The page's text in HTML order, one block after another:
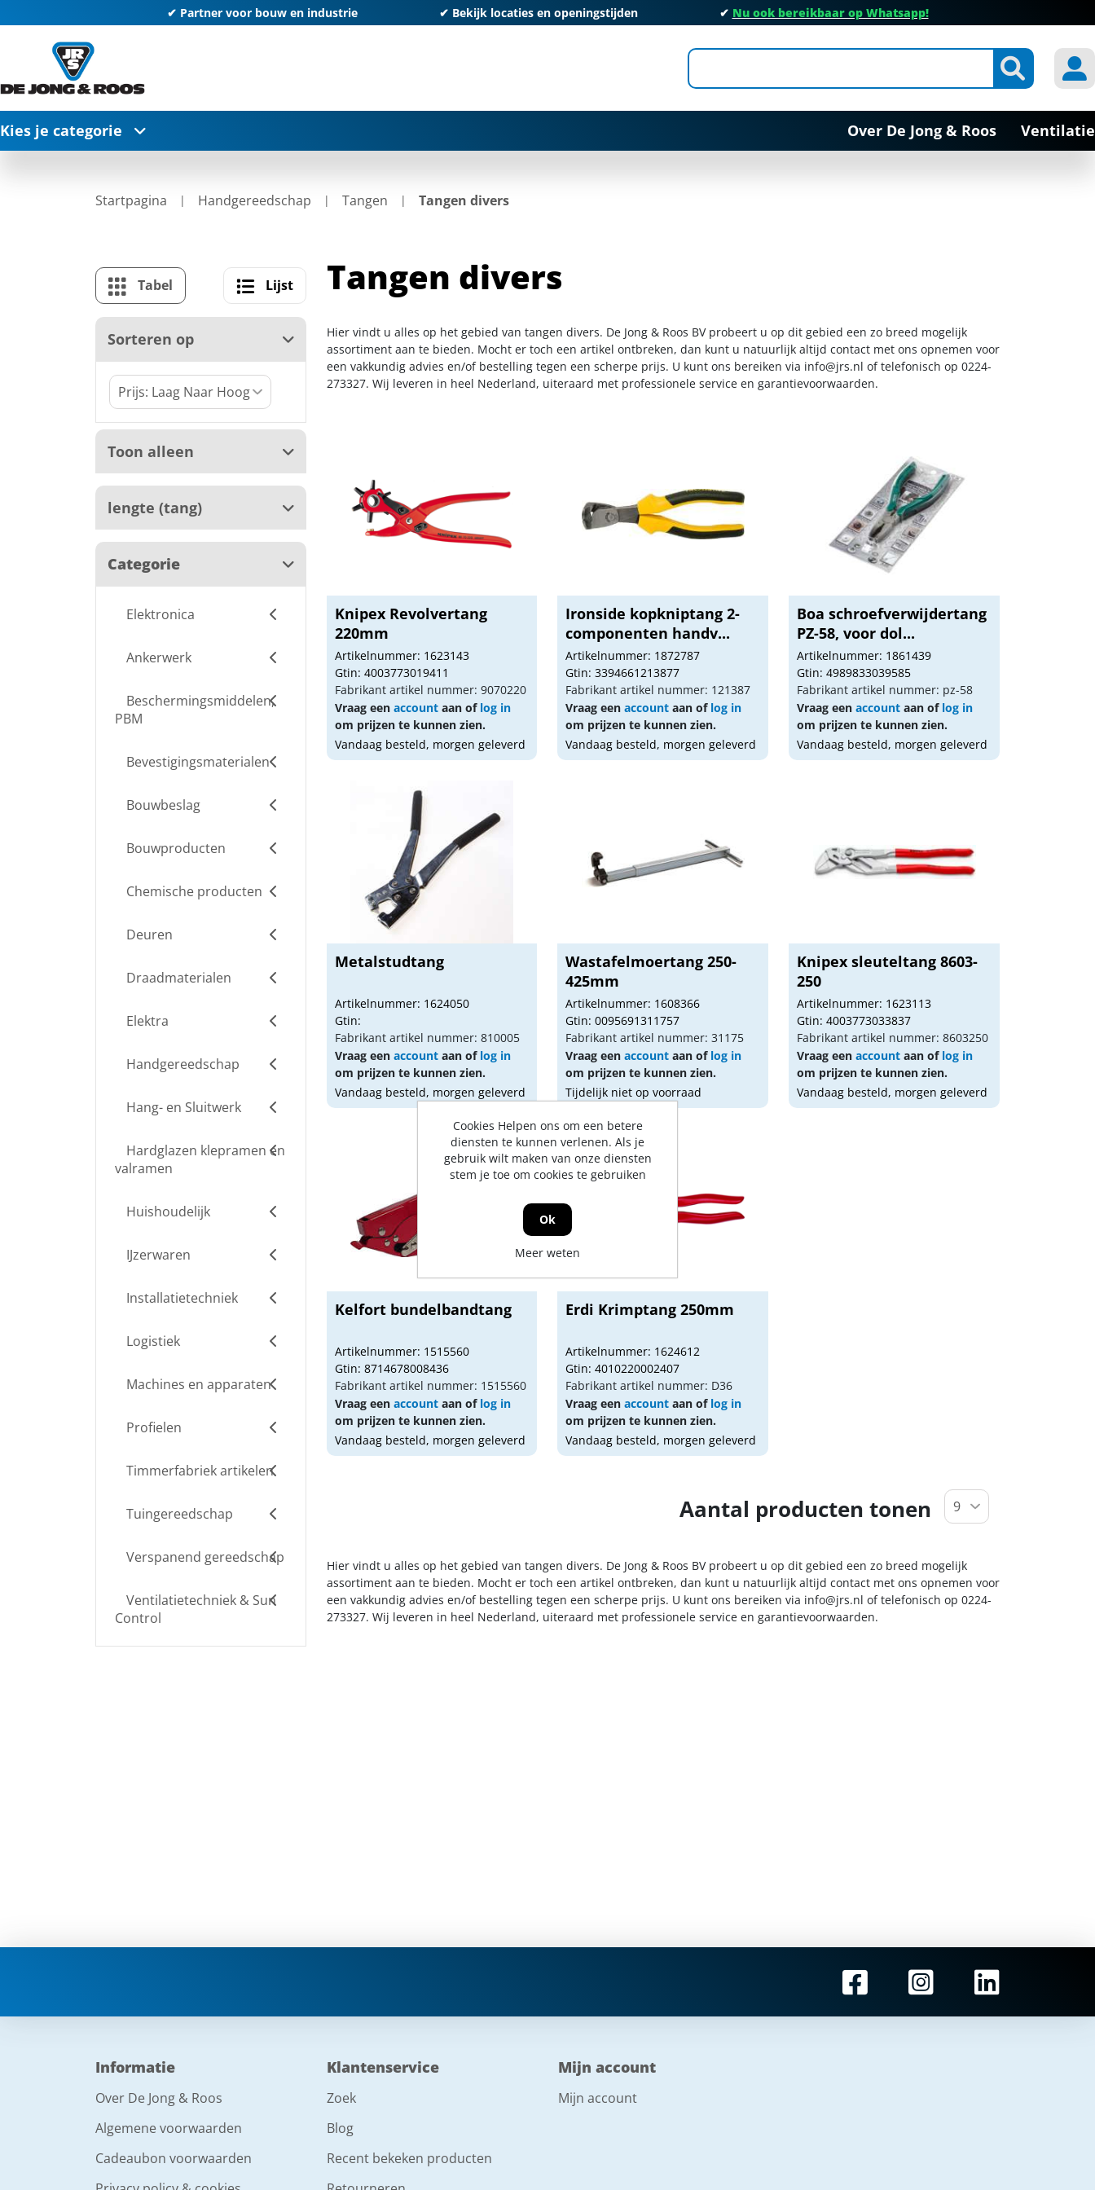
✔ Partner voor bouw en industrie ✔ Bekijk locaties en openingstijden ✔ Nu ook bereikbaar op Whatsapp!
Kies je categorie Over De Jong & Roos Ventilatie
Startpagina Handgereedschap Tangen Tangen divers
Tabel Lijst
Sorteren op
Toon alleen
lengte (tang)
Categorie
Elektronica
Ankerwerk
Beschermingsmiddelen,
PBM
Bevestigingsmaterialen
Bouwbeslag
Bouwproducten
Chemische producten
Deuren
Draadmaterialen
Elektra
Handgereedschap
Hang- en Sluitwerk
Hardglazen klepramen en
valramen
Huishoudelijk
IJzerwaren
Installatietechniek
Logistiek
Machines en apparaten
Profielen
Timmerfabriek artikelen
Tuingereedschap
Verspanend gereedschap
Ventilatietechniek & Sun
Control
Tangen divers
Hier vindt u alles op het gebied van tangen divers. De Jong & Roos BV probeert u op dit gebied een zo breed mogelijk
assortiment aan te bieden. Mocht er toch een artikel ontbreken, dan kunt u natuurlijk altijd contact met ons opnemen voor
een vakkundig advies en/of bestelling tegen een scherpe prijs. U kunt ons bereiken via info@jrs.nl of telefonisch op 0224-
273327. Wij leveren in heel Nederland, uiteraard met professionele service en garantievoorwaarden.
Knipex Revolvertang
220mm
Artikelnummer: 1623143
Gtin: 4003773019411
Fabrikant artikel nummer: 9070220
Vraag een accountaan of log in
om prijzen te kunnen zien.
Vandaag besteld, morgen geleverd
Ironside kopkniptang 2-
componenten handv...
Artikelnummer: 1872787
Gtin: 3394661213877
Fabrikant artikel nummer: 121387
Vraag eenaccount aan of log in
om prijzen te kunnen zien.
Vandaag besteld, morgen geleverd
Boa schroefverwijdertang
PZ-58, voor dol...
Artikelnummer: 1861439
Gtin: 4989833039585
Fabrikant artikel nummer: pz-58
Vraag eenaccount aan of log in
om prijzen te kunnen zien.
Vandaag besteld, morgen geleverd
Metalstudtang
Artikelnummer: 1624050
Gtin:
Fabrikant artikel nummer: 810005
Vraag een accountaan of log in
om prijzen te kunnen zien.
Vandaag besteld, morgen geleverd
Wastafelmoertang 250-
425mm
Artikelnummer: 1608366
Gtin: 0095691311757
Fabrikant artikel nummer: 31175
Vraag eenaccount aan of log in
om prijzen te kunnen zien.
Tijdelijk niet op voorraad
Knipex sleuteltang 8603-
250
Artikelnummer: 1623113
Gtin: 4003773033837
Fabrikant artikel nummer: 8603250
Vraag eenaccount aan of log in
om prijzen te kunnen zien.
Vandaag besteld, morgen geleverd
Kelfort bundelbandtang
Artikelnummer: 1515560
Gtin: 8714678008436
Fabrikant artikel nummer: 1515560
Vraag een accountaan of log in
om prijzen te kunnen zien.
Vandaag besteld, morgen geleverd
Erdi Krimptang 250mm
Artikelnummer: 1624612
Gtin: 4010220002407
Fabrikant artikel nummer: D36
Vraag eenaccount aan of log in
om prijzen te kunnen zien.
Vandaag besteld, morgen geleverd
Aantal producten tonen
Hier vindt u alles op het gebied van tangen divers. De Jong & Roos BV probeert u op dit gebied een zo breed mogelijk
assortiment aan te bieden. Mocht er toch een artikel ontbreken, dan kunt u natuurlijk altijd contact met ons opnemen voor
een vakkundig advies en/of bestelling tegen een scherpe prijs. U kunt ons bereiken via info@jrs.nl of telefonisch op 0224-
273327. Wij leveren in heel Nederland, uiteraard met professionele service en garantievoorwaarden.
Informatie
Over De Jong & Roos
Algemene voorwaarden
Cadeaubon voorwaarden
Klantenservice
Zoek
Blog
Recent bekeken producten
Mijn account
Mijn account
Cookies Helpen ons om een betere
diensten te kunnen verlenen. Als je
gebruik wilt maken van onze diensten
stem je toe om cookies te gebruiken
Ok
Meer weten